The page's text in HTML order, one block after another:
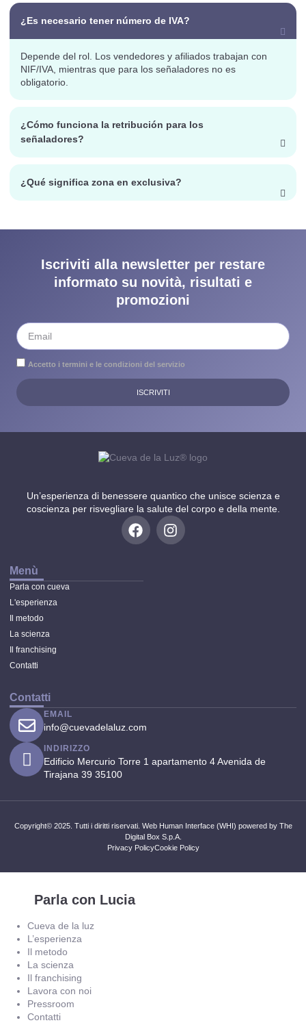
¿Es necesario tener número de IVA?
Depende del rol. Los vendedores y afiliados trabajan con
NIF/IVA, mientras que para los señaladores no es
obligatorio.
¿Cómo funciona la retribución para los
señaladores?
¿Qué significa zona en exclusiva?
Iscriviti alla newsletter per restare
informato su novità, risultati e
promozioni
Accetto i termini e le condizioni del servizio
ISCRIVITI
Un’esperienza di benessere quantico che unisce scienza e
coscienza per risvegliare la salute del corpo e della mente.
Menù
Parla con cueva
L'esperienza
Il metodo
La scienza
Il franchising
Contatti
Contatti
EMAIL
info@cuevadelaluz.com
INDIRIZZO
Edificio Mercurio Torre 1 apartamento 4 Avenida de
Tirajana 39 35100
Copyright© 2025. Tutti i diritti riservati. Web Human Interface (WHI) powered by The
Digital Box S.p.A.
Privacy PolicyCookie Policy
Parla con Lucia
Cueva de la luz
L’esperienza
Il metodo
La scienza
Il franchising
Lavora con noi
Pressroom
Contatti